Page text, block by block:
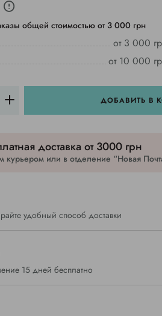
общей стоимостью от 3 000 грн
от 3 000
от 10 000
ДОБАВИТЬ В
доставка от 3000 грн
курьером или в отделение “Новая
удобный способ доставки
15 дней бесплатно